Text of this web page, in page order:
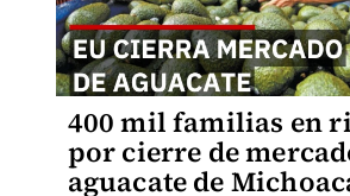
400 mil familias en
por cierre de
aguacate de